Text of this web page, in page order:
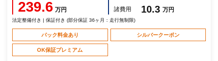
239.6 万円
諸費用
10.3 万円
法定整備付き | 保証付き (部分保証 36ヶ月：走行無制限)
パック料金あり シルバークーポン
OK保証プレミアム